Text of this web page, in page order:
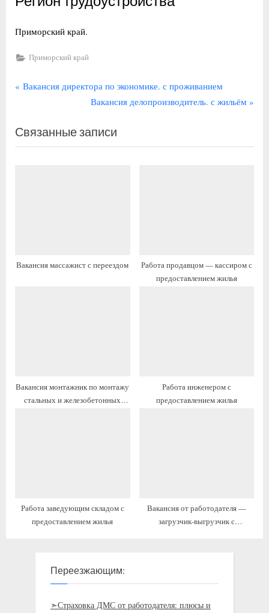
Приморский край.
Приморский край
Навигация
записям
П
д
ы
Вакансия директора по экономике. с проживанием
С
е
д
Вакансия делопроизводитель. с жильём
Связанные записи
Вакансия массажист с переездом
Работа продавцом — кассиром с
предоставлением жилья
Вакансия монтажник по монтажу
стальных и железобетонных
Работа инженером с
предоставлением жилья
Работа заведующим складом с
предоставлением жилья
Вакансия от работодателя —
загрузчик-выгрузчик с
Переезжающим:
➣Страховка ДМС от работодателя: плюсы и